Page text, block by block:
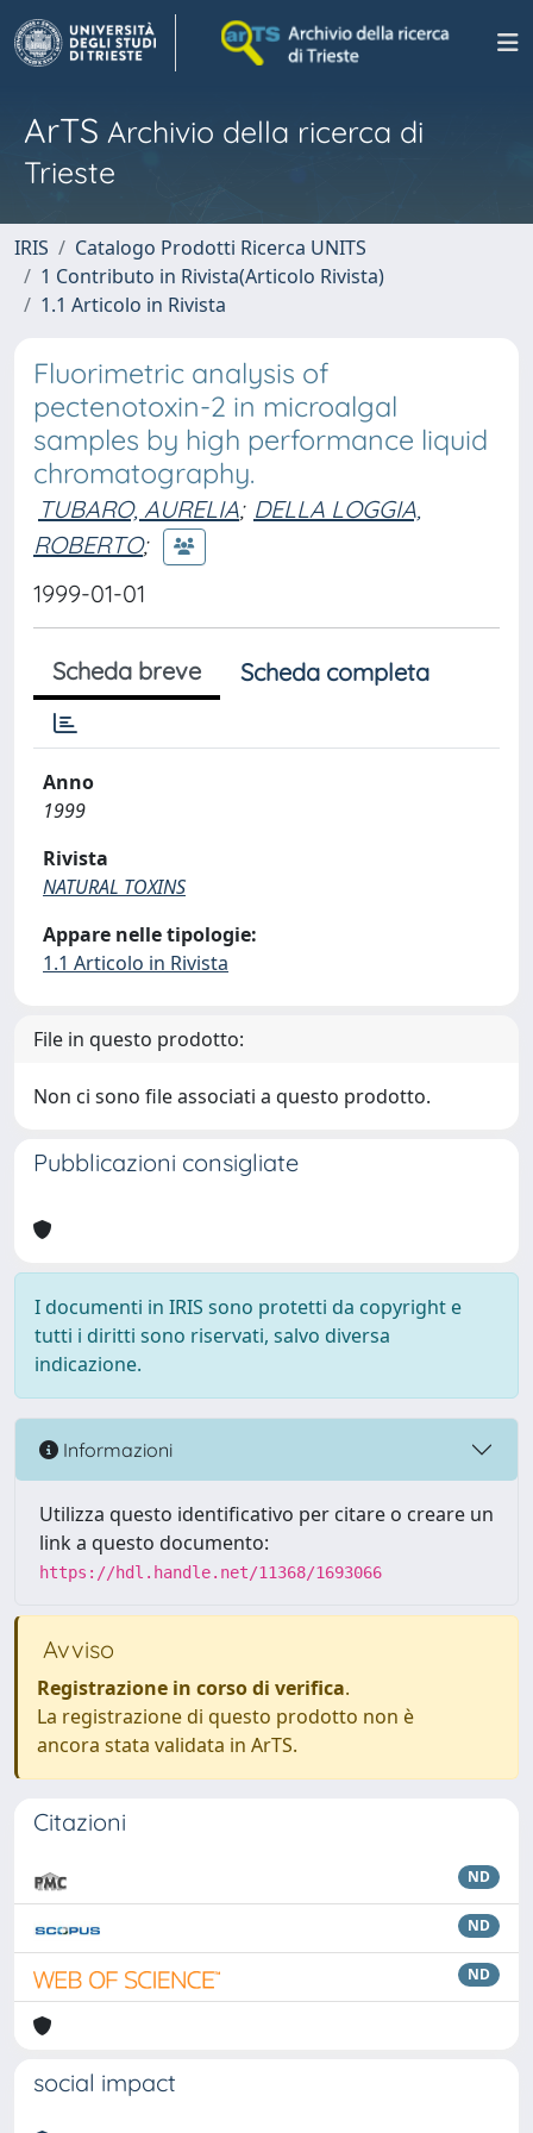
ArTS Archivio della ricerca di
Trieste
IRIS
Catalogo Prodotti Ricerca UNITS
1 Contributo in Rivista(Articolo Rivista)
1.1 Articolo in Rivista
Fluorimetric analysis of
pectenotoxin-2 in microalgal
samples by high performance liquid
chromatography.
TUBARO, AURELIA; DELLA LOGGIA,
ROBERTO;
1999-01-01
Scheda breve Scheda completa
Anno
1999
Rivista
NATURAL TOXINS
Appare nelle tipologie:
1.1 Articolo in Rivista
File in questo prodotto:
Non ci sono file associati a questo prodotto.
Pubblicazioni consigliate
I documenti in IRIS sono protetti da copyright e
tutti i diritti sono riservati, salvo diversa
indicazione.
Informazioni
Utilizza questo identificativo per citare o creare un
link a questo documento:
https://hdl.handle.net/11368/1693066
Avviso
Registrazione in corso di verifica.
La registrazione di questo prodotto non è
ancora stata validata in ArTS.
Citazioni
ND
ND
ND
social impact